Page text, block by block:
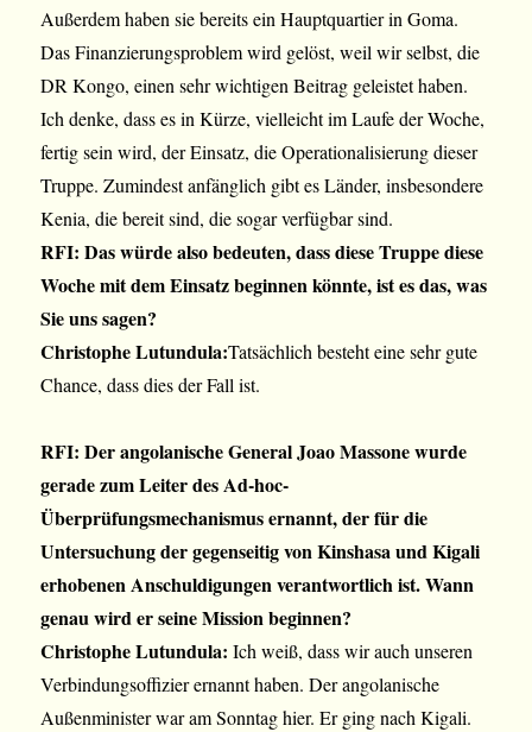
Außerdem haben sie bereits ein Hauptquartier in Goma.
Das Finanzierungsproblem wird gelöst, weil wir selbst, die
DR Kongo, einen sehr wichtigen Beitrag geleistet haben.
Ich denke, dass es in Kürze, vielleicht im Laufe der Woche,
fertig sein wird, der Einsatz, die Operationalisierung dieser
Truppe. Zumindest anfänglich gibt es Länder, insbesondere
Kenia, die bereit sind, die sogar verfügbar sind.
RFI: Das würde also bedeuten, dass diese Truppe diese
Woche mit dem Einsatz beginnen könnte, ist es das, was
Sie uns sagen?
Christophe Lutundula:Tatsächlich besteht eine sehr gute
Chance, dass dies der Fall ist.
RFI: Der angolanische General Joao Massone wurde
gerade zum Leiter des Ad-hoc-
Überprüfungsmechanismus ernannt, der für die
Untersuchung der gegenseitig von Kinshasa und Kigali
erhobenen Anschuldigungen verantwortlich ist. Wann
genau wird er seine Mission beginnen?
Christophe Lutundula:Ich weiß, dass wir auch unseren
Verbindungsoffizier ernannt haben. Der angolanische
Außenminister war am Sonntag hier. Er ging nach Kigali.